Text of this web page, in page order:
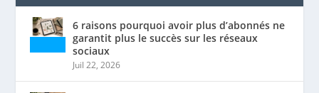
6 raisons pourquoi avoir plus d’abonnés ne
garantit plus le succès sur les réseaux
sociaux
Juil 22, 2026